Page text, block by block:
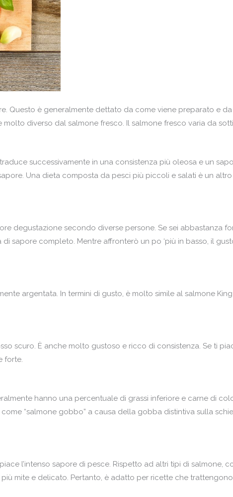
Questo è generalmente dettato da come viene preparato e
diverso dal salmone fresco. Il salmone fresco varia da
successivamente in una consistenza più oleosa e un
Una dieta composta da pesci più piccoli e salati è un
degustazione secondo diverse persone. Se sei abbastanza
sapore completo. Mentre affronterò un po ‘più in basso, il
argentata. In termini di gusto, è molto simile al salmone
scuro. È anche molto gustoso e ricco di consistenza. Se ti
forte.
hanno una percentuale di grassi inferiore e carne di
“salmone gobbo” a causa della gobba distintiva sulla
l’intenso sapore di pesce. Rispetto ad altri tipi di salmone,
mite e delicato. Pertanto, è adatto per ricette che trattengono